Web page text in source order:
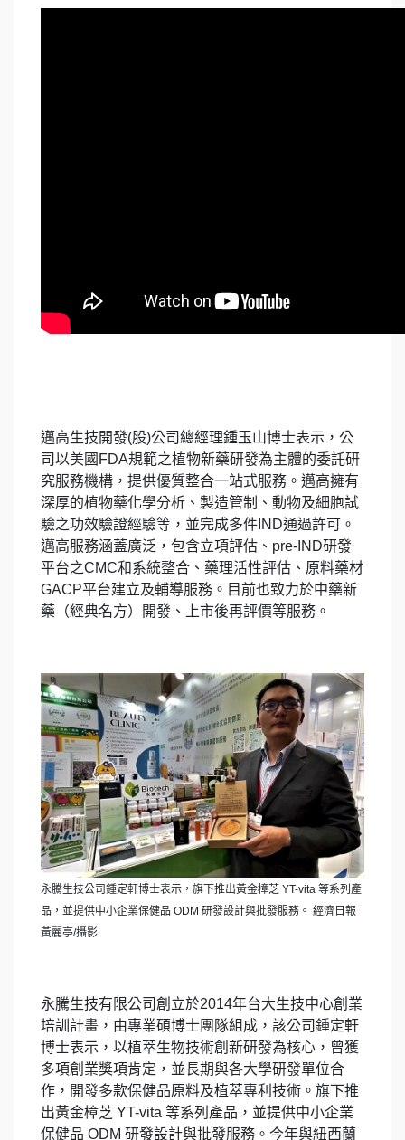
邁高生技開發(股)公司總經理鍾玉山博士表示，公
司以美國FDA規範之植物新藥研發為主體的委託研
究服務機構，提供優質整合一站式服務。邁高擁有
深厚的植物藥化學分析、製造管制、動物及細胞試
驗之功效驗證經驗等，並完成多件IND通過許可。
邁高服務涵蓋廣泛，包含立項評估、pre-IND研發
平台之CMC和系統整合、藥理活性評估、原料藥材
GACP平台建立及輔導服務。目前也致力於中藥新
藥（經典名方）開發、上市後再評價等服務。
永騰生技公司鍾定軒博士表示，旗下推出黃金樟芝 YT-vita 等系列產
品，並提供中小企業保健品 ODM 研發設計與批發服務。 經濟日報
黃麗亭/攝影
永騰生技有限公司創立於2014年台大生技中心創業
培訓計畫，由專業碩博士團隊組成，該公司鍾定軒
博士表示，以植萃生物技術創新研發為核心，曾獲
多項創業獎項肯定，並長期與各大學研發單位合
作，開發多款保健品原料及植萃專利技術。旗下推
出黃金樟芝 YT-vita 等系列產品，並提供中小企業
保健品 ODM 研發設計與批發服務。今年與紐西蘭